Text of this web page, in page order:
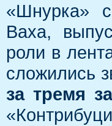
«Шнурка»
Ваха,
роли в
сложились
за тремя